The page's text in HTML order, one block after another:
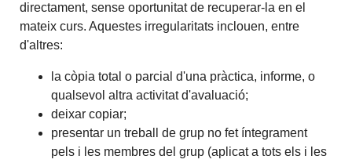
directament, sense oportunitat de recuperar-la en el
mateix curs. Aquestes irregularitats inclouen, entre
d'altres:
la còpia total o parcial d'una pràctica, informe, o
qualsevol altra activitat d'avaluació;
deixar copiar;
presentar un treball de grup no fet íntegrament
pels i les membres del grup (aplicat a tots els i les